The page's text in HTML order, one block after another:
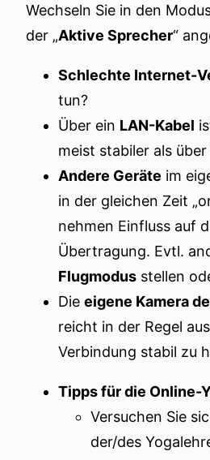
Wechseln Sie in den
der „Aktive Sprecher“
Schlechte Internet-
tun?
Über ein LAN-Kabel
meist stabiler als über
Andere Geräte im
in der gleichen Zeit
nehmen Einfluss auf
Übertragung. Evtl.
Flugmodus stellen
Die eigene Kamera
reicht in der Regel
Verbindung stabil zu
Tipps für die Online-
Versuchen Sie
der/des